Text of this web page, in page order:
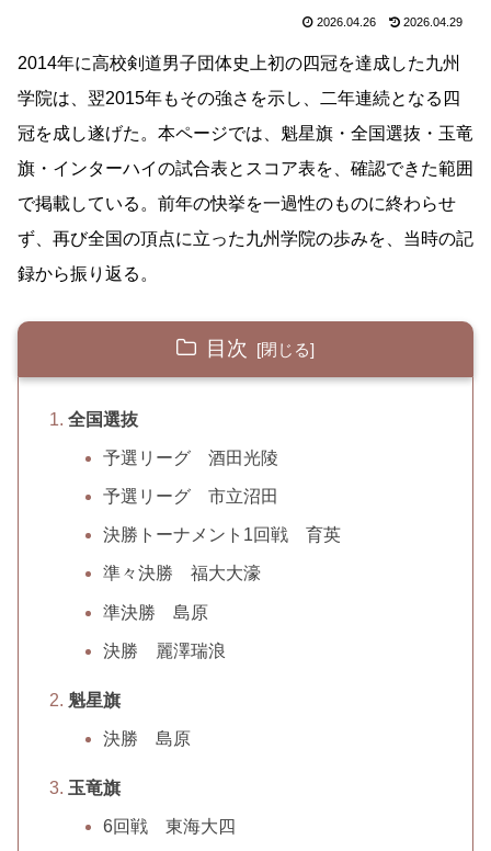
2026.04.26 2026.04.29
2014年に高校剣道男子団体史上初の四冠を達成した九州
学院は、翌2015年もその強さを示し、二年連続となる四
冠を成し遂げた。本ページでは、魁星旗・全国選抜・玉竜
旗・インターハイの試合表とスコア表を、確認できた範囲
で掲載している。前年の快挙を一過性のものに終わらせ
ず、再び全国の頂点に立った九州学院の歩みを、当時の記
録から振り返る。
目次
全国選抜
予選リーグ 酒田光陵
予選リーグ 市立沼田
決勝トーナメント1回戦 育英
準々決勝 福大大濠
準決勝 島原
決勝 麗澤瑞浪
魁星旗
決勝 島原
玉竜旗
6回戦 東海大四